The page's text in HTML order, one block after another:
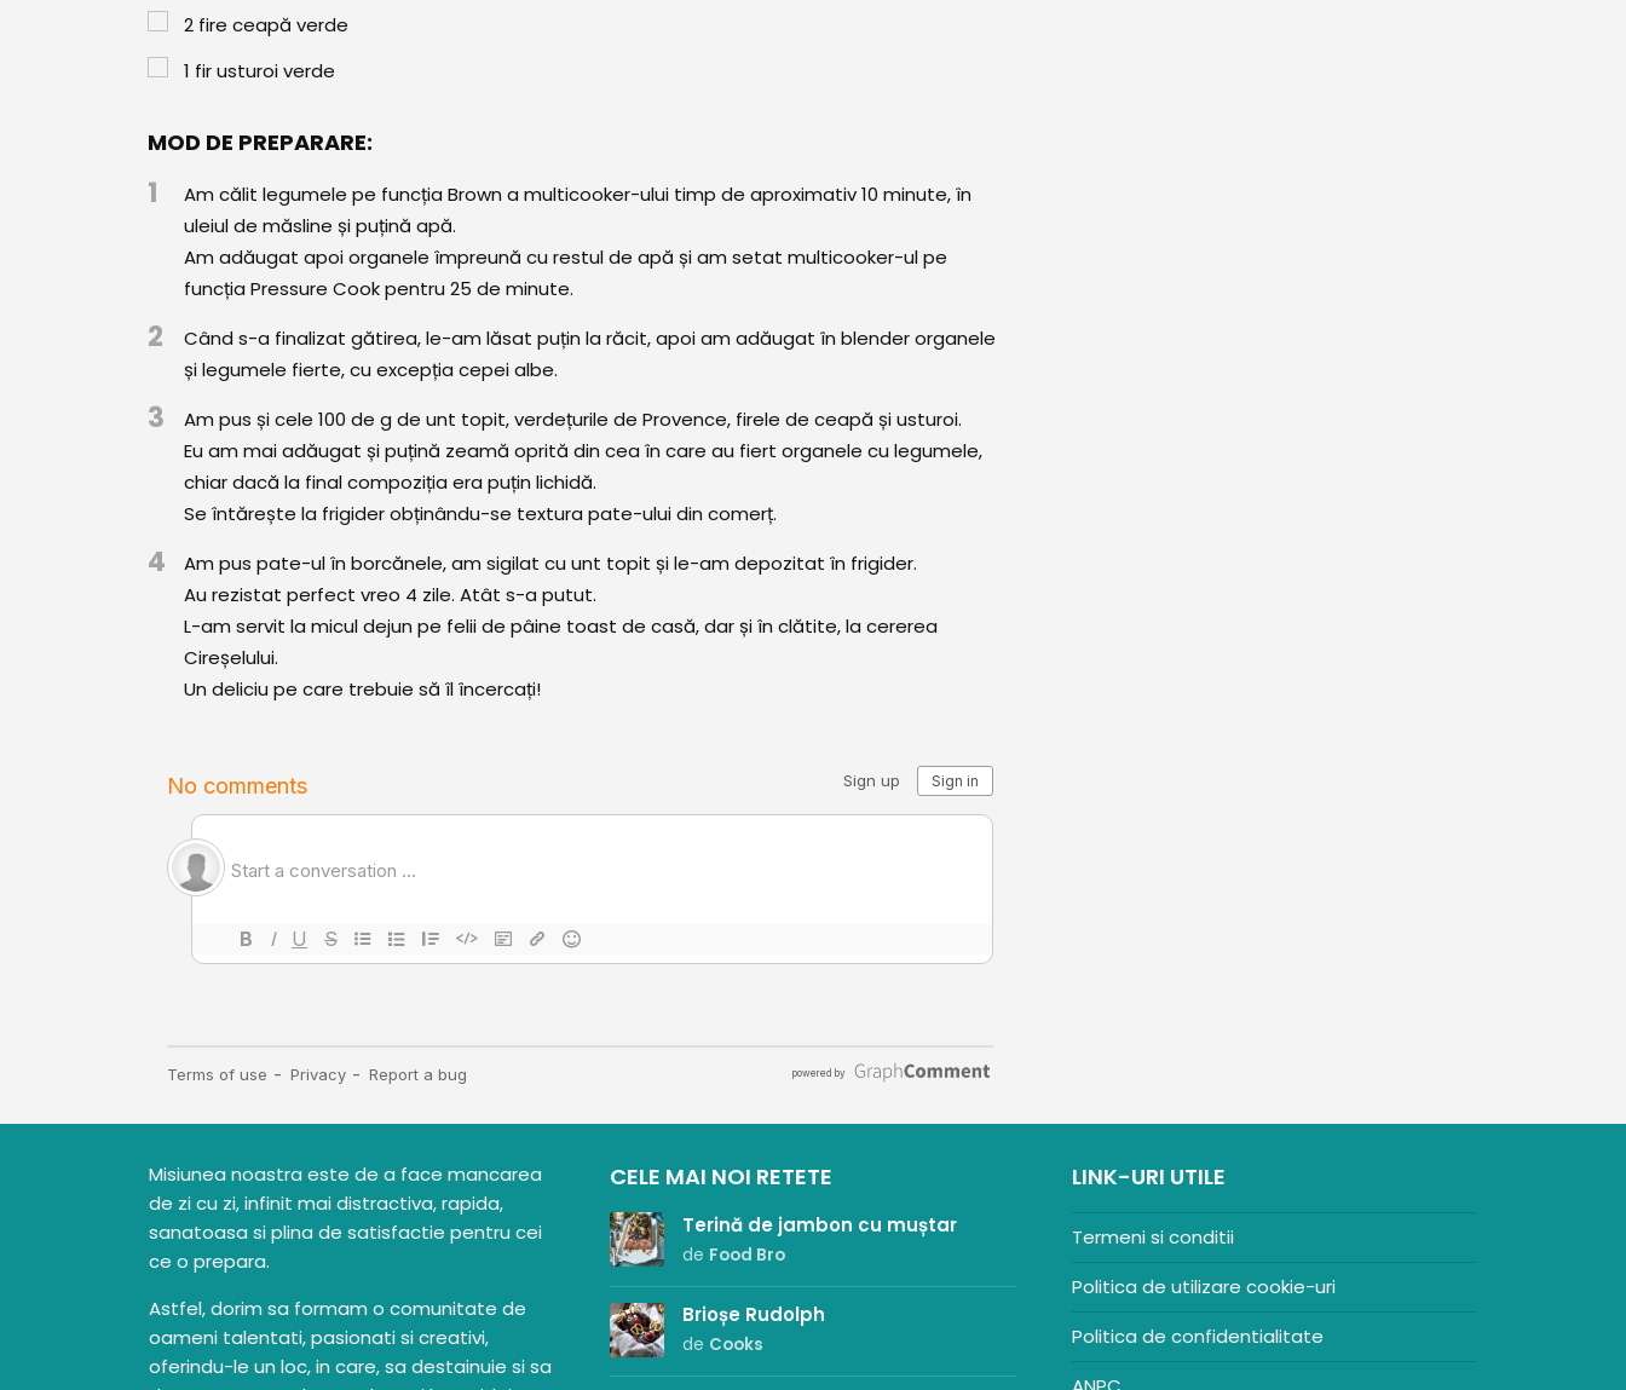
2 fire ceapă verde
1 fir usturoi verde
MOD DE PREPARARE:
1
Am călit legumele pe funcția Brown a multicooker-ului timp de aproximativ 10 minute, în
uleiul de măsline și puțină apă.
Am adăugat apoi organele împreună cu restul de apă și am setat multicooker-ul pe
funcția Pressure Cook pentru 25 de minute.
2
Când s-a finalizat gătirea, le-am lăsat puțin la răcit, apoi am adăugat în blender organele
și legumele fierte, cu excepția cepei albe.
3
Am pus și cele 100 de g de unt topit, verdețurile de Provence, firele de ceapă și usturoi.
Eu am mai adăugat și puțină zeamă oprită din cea în care au fiert organele cu legumele,
chiar dacă la final compoziția era puțin lichidă.
Se întărește la frigider obținându-se textura pate-ului din comerț.
4
Am pus pate-ul în borcănele, am sigilat cu unt topit și le-am depozitat în frigider.
Au rezistat perfect vreo 4 zile. Atât s-a putut.
L-am servit la micul dejun pe felii de pâine toast de casă, dar și în clătite, la cererea
Cireșelului.
Un deliciu pe care trebuie să îl încercați!
Misiunea noastra este de a face mancarea
de zi cu zi, infinit mai distractiva, rapida,
sanatoasa si plina de satisfactie pentru cei
ce o prepara.
Astfel, dorim sa formam o comunitate de
oameni talentati, pasionati si creativi,
oferindu-le un loc, in care, sa destainuie si sa
CELE MAI NOI RETETE
Terină de jambon cu muștar
de Food Bro
Brioșe Rudolph
de Cooks
LINK-URI UTILE
Termeni si conditii
Politica de utilizare cookie-uri
Politica de confidentialitate